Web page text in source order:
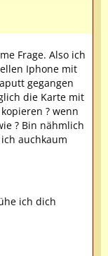
Frage. Also ich
Iphone mit
gegangen
die Karte mit
? wenn
? Bin nähmlich
auchkaum
ich dich